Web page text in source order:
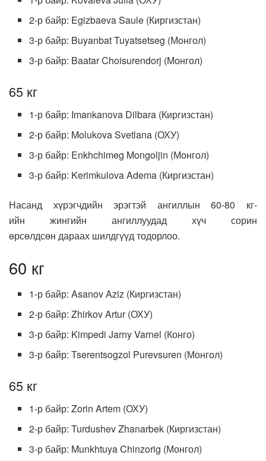
2-р байр: Egizbaeva Saule (Киргизстан)
3-р байр: Buyanbat Tuyatsetseg (Монгол)
3-р байр: Baatar Choisurendorj (Монгол)
65 кг
1-р байр: Imankanova Dilbara (Киргизстан)
2-р байр: Molukova Svetlana (ОХУ)
3-р байр: Enkhchimeg Mongoljin (Монгол)
3-р байр: Kerimkulova Adema (Киргизстан)
Насанд хүрэгчдийн эрэгтэй ангиллын 60-80 кг-
ийн жингийн ангиллуудад хүч сорин
өрсөлдсөн дараах шилдгүүд тодорлоо.
60 кг
1-р байр: Asanov Aziz (Киргизстан)
2-р байр: Zhirkov Artur (ОХУ)
3-р байр: Kimpedi Jarny Varnel (Конго)
3-р байр: Tserentsogzol Purevsuren (Монгол)
65 кг
1-р байр: Zorin Artem (ОХУ)
2-р байр: Turdushev Zhanarbek (Киргизстан)
3-р байр: Munkhtuya Chinzorig (Монгол)